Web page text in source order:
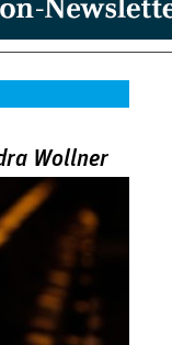
Wollner